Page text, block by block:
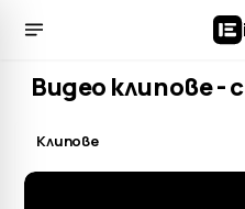
Видео клипове -
Клипове